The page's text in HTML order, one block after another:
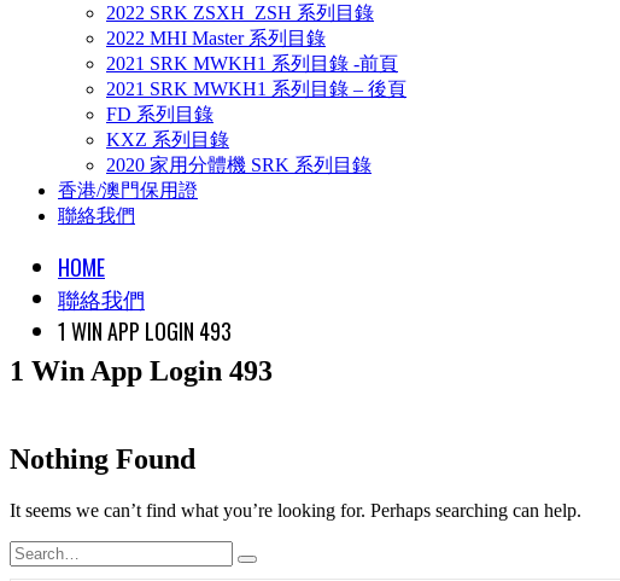
2022 SRK ZSXH_ZSH 系列目錄
2022 MHI Master 系列目錄
2021 SRK MWKH1 系列目錄 -前頁
2021 SRK MWKH1 系列目錄 – 後頁
FD 系列目錄
KXZ 系列目錄
2020 家用分體機 SRK 系列目錄
香港/澳門保用證
聯絡我們
HOME
聯絡我們
1 WIN APP LOGIN 493
1 Win App Login 493
Nothing Found
It seems we can’t find what you’re looking for. Perhaps searching can help.